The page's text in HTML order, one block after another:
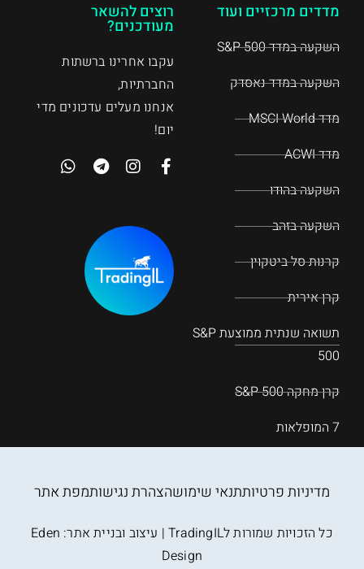
מדדים מרכזיים ועוד
השקעה במדד S&P 500
השקעה במדד נאסדק
מדד MSCI World
מדד ACWI
השקעה בהודו
השקעה בזהב
קרנות סל ביטקוין
קרן אירית
תשואה שנתית ממוצעת S&P
500
קרן מחקה S&P 500
7 המופלאות
רוצים להשאר
מעודכנים?
עקבו אחרינו ברשתות
החברתיות,
אנחנו מעלים עדכונים מדי
יום!
מדיניות פרטיותתנאי שימושהצהרת נגישותמפת אתר
כל הזכויות שמורות לTradingIL | עיצוב ובניית אתר:
Eden
Design